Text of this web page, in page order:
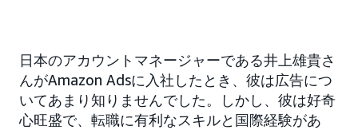
日本のアカウントマネージャーである井上雄貴さ
んがAmazon Adsに入社したとき、彼は広告につ
いてあまり知りませんでした。しかし、彼は好奇
心旺盛で、転職に有利なスキルと国際経験があ